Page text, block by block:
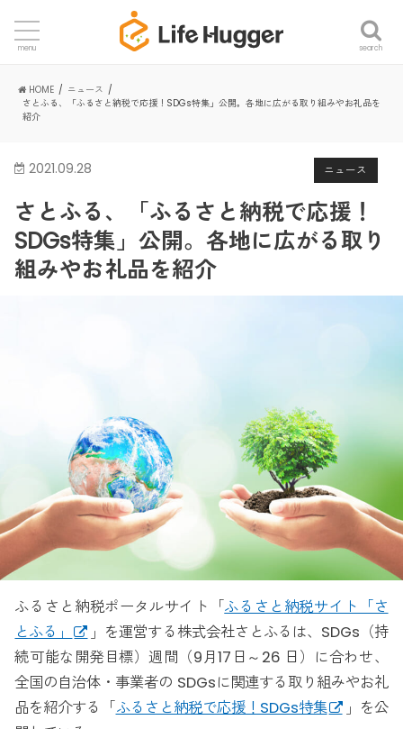
search
menu
HOME
ニュース
さとふる、「ふるさと納税で応援！SDGs特集」公開。各地に広がる取り組みやお礼品を
紹介
ニュース
2021.09.28
さとふる、「ふるさと納税で応援！
SDGs特集」公開。各地に広がる取り
組みやお礼品を紹介
ふるさと納税ポータルサイト「ふるさと納税サイト「さ
とふる」
」を運営する株式会社さとふるは、SDGs（持
続可能な開発目標）週間（9月17日～26 日）に合わせ、
全国の自治体・事業者の SDGsに関連する取り組みやお礼
品を紹介する「ふるさと納税で応援！SDGs特集
」を公